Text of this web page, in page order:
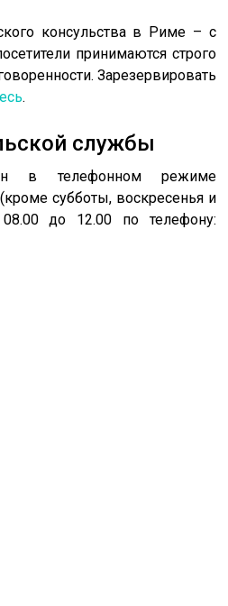
консульства в Риме – с
принимаются строго
Зарезервировать
.
службы
в телефонном режиме
субботы, воскресенья и
до 12.00 по телефону: